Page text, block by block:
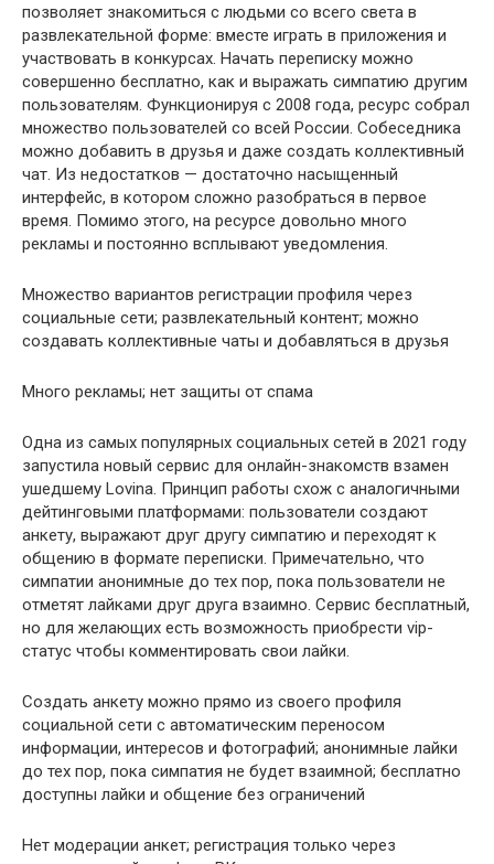
позволяет знакомиться с людьми со всего света в
развлекательной форме: вместе играть в приложения и
участвовать в конкурсах. Начать переписку можно
совершенно бесплатно, как и выражать симпатию другим
пользователям. Функционируя с 2008 года, ресурс собрал
множество пользователей со всей России. Собеседника
можно добавить в друзья и даже создать коллективный
чат. Из недостатков — достаточно насыщенный
интерфейс, в котором сложно разобраться в первое
время. Помимо этого, на ресурсе довольно много
рекламы и постоянно всплывают уведомления.
Множество вариантов регистрации профиля через
социальные сети; развлекательный контент; можно
создавать коллективные чаты и добавляться в друзья
Много рекламы; нет защиты от спама
Одна из самых популярных социальных сетей в 2021 году
запустила новый сервис для онлайн-знакомств взамен
ушедшему Lovina. Принцип работы схож с аналогичными
дейтинговыми платформами: пользователи создают
анкету, выражают друг другу симпатию и переходят к
общению в формате переписки. Примечательно, что
симпатии анонимные до тех пор, пока пользователи не
отметят лайками друг друга взаимно. Сервис бесплатный,
но для желающих есть возможность приобрести vip-
статус чтобы комментировать свои лайки.
Создать анкету можно прямо из своего профиля
социальной сети с автоматическим переносом
информации, интересов и фотографий; анонимные лайки
до тех пор, пока симпатия не будет взаимной; бесплатно
доступны лайки и общение без ограничений
Нет модерации анкет; регистрация только через